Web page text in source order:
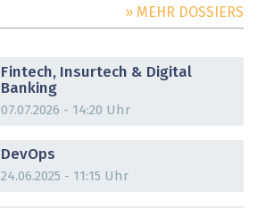
» MEHR DOSSIERS
Fintech, Insurtech & Digital
Banking
07.07.2026 - 14:20 Uhr
DevOps
24.06.2025 - 11:15 Uhr